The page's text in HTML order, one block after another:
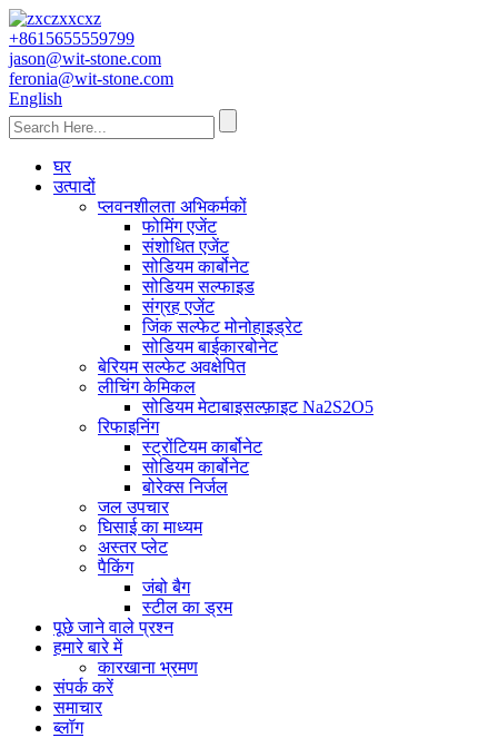
+8615655559799
jason@wit-stone.com
feronia@wit-stone.com
English
घर
उत्पादों
प्लवनशीलता अभिकर्मकों
फोमिंग एजेंट
संशोधित एजेंट
सोडियम कार्बोनेट
सोडियम सल्फाइड
संग्रह एजेंट
जिंक सल्फेट मोनोहाइड्रेट
सोडियम बाईकारबोनेट
बेरियम सल्फेट अवक्षेपित
लीचिंग केमिकल
सोडियम मेटाबाइसल्फ़ाइट Na2S2O5
रिफाइनिंग
स्ट्रोंटियम कार्बोनेट
सोडियम कार्बोनेट
बोरेक्स निर्जल
जल उपचार
घिसाई का माध्यम
अस्तर प्लेट
पैकिंग
जंबो बैग
स्टील का ड्रम
पूछे जाने वाले प्रश्न
हमारे बारे में
कारखाना भ्रमण
संपर्क करें
समाचार
ब्लॉग